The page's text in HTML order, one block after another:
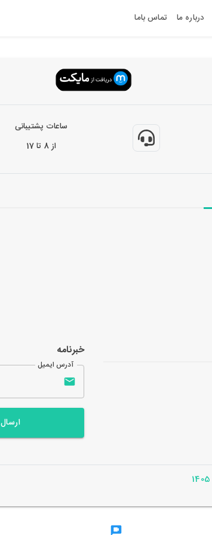
درباره ما تماس باما
ساعات پشتیبانی
از 8 تا 17
خبرنامه
آدرس ایمیل
ارسال